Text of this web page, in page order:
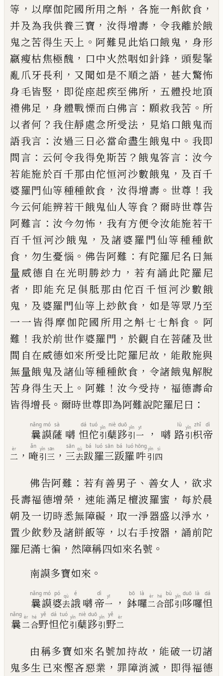
等 ， 以摩伽陀國所用之斛 ， 各施一斛飲食 ，
并及為我供養三寶 ， 汝得增壽 ， 令我離於餓
鬼之苦得生天 上 。 阿難見此焰口餓鬼 ， 身形
嬴瘦枯焦極醜 ， 口中火然咽如針鋒 ， 頭髮髼
亂爪牙長利 ， 又聞如是不順之語 ， 甚大驚怖
身毛皆竪 ， 即從座起疾至佛所 ， 五體投地頂
禮佛足 ， 身體戰慄而白佛言 ： 願救我苦 。 所
以者何 ？ 我住靜處念所受法 ， 見焰口餓鬼而
語我言 ： 汝過三日必當命盡生餓鬼中 。 我即
問言 ： 云何令我得免斯苦 ？ 餓鬼答言 ： 汝今
若能施於百千那由佗恒河沙數餓鬼 ， 及百千
婆羅門仙等種種飲食 ， 汝得增壽 。 世尊 ！ 我
今云何能辨若干餓鬼仙人等食 ？ 爾時世尊告
阿難言 ： 汝今勿怖 ， 我有方便令汝能施若干
百千恒河沙餓鬼 ， 及諸婆羅門仙等種種飲
食 ， 勿生憂惱 。 佛告阿難 ： 有陀羅尼名曰無
量威德自在光明勝玅力 ， 若有誦此陀羅尼
者 ， 即能充足俱胝那由佗百千恒河沙數餓
鬼 ， 及婆羅門仙等上玅飲食 ， 如是等眾乃至
一一皆得摩伽陀國所用之斛七七斛食 。 阿
難 ！ 我於前世作婆羅門 ， 於觀自在菩薩及世
間自在威德如來所受比陀羅尼故 ， 能散施與
無量餓鬼及諸仙等種種飲食 ， 令諸餓鬼解脫
苦身得生天上 。 阿難 ！ 汝今受持 ， 福德壽命
皆得增長 。 爾時世尊即為阿難說陀羅尼曰 ：
曩
nǎng
謨
mó
薩
sà
𭌯 怛
dá
佗
tuó
引
yǐn
蘖
niè
跢
duō
引
yǐn
一
yī ， 𭌯 路
lù
引
yǐn
枳
zhǐ
帝
dì
二
èr ， 唵
ǎn
引
yǐn
三
sān ， 三
sān
去
qù
跋
bá
羅
luó
三
sān
䟦
bá
羅
luó
吽
hōng
引
yǐn
四
sì
佛告阿難 ： 若有善男子 、 善女人 ， 欲求
長壽福德增榮 ， 速能滿足檀波羅蜜 ， 每於晨
朝及一切時悉無障礙 ， 取一淨器盛以淨水 ，
置少飲麨及諸餅飯等 ， 以右手按器 ， 誦前陀
羅尼滿七徧 ， 然障稱四如來名號 。
南謨多寶如來 。
曩
nǎng
謨
mó
婆
pó
去
qù
誐
é
𭌯帝
dì
一
yī ， 鉢
bō
囉
là
二
èr
合
hé
部
bù
引
yǐn
哆
duō
囉
là
怛
dá
曩
nǎng
二
èr
合
hé
野
yě
怛
dá
佗
tuó
引
yǐn
蘖
niè
跢
duō
引
yǐn
野
yě
二
èr
由稱多寶如來名號加持故 ， 能破一切諸
鬼多生 已來慳吝惡業 ， 罪障消滅 ， 即得福德